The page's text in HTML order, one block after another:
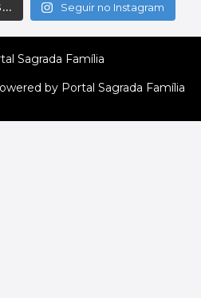
Seguir no Instagram
Sagrada Família
by Portal Sagrada Família